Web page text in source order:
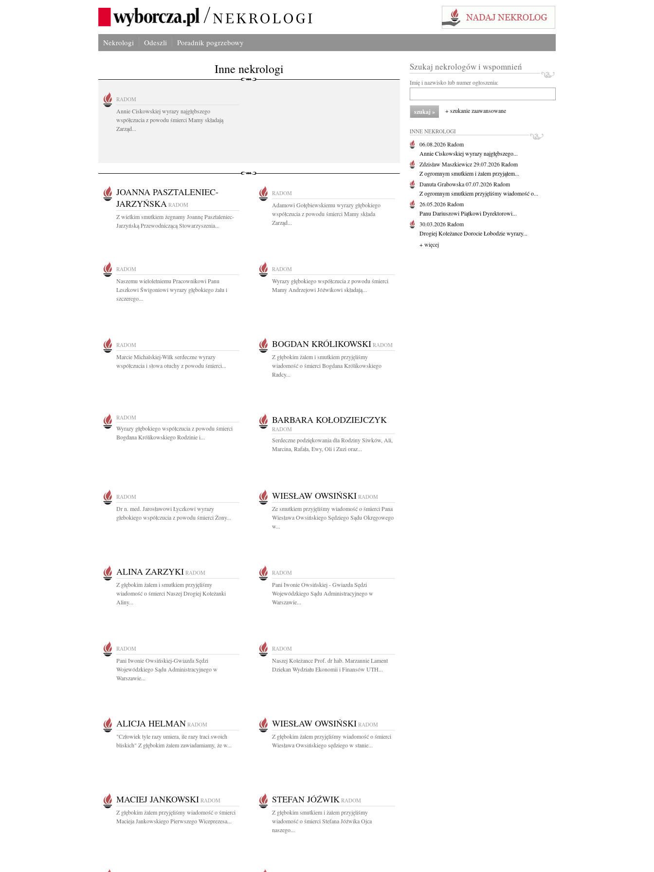
Nekrologi Odeszli Poradnik pogrzebowy
Inne nekrologi
RADOM
Annie Ciskowskiej wyrazy najgłębszego
współczucia z powodu śmierci Mamy składają
Zarząd...
JOANNA PASZTALENIEC-
JARZYŃSKA RADOM
Z wielkim smutkiem żegnamy Joannę Pasztaleniec-
Jarzyńską Przewodniczącą Stowarzyszenia...
RADOM
Adamowi Gołębiewskiemu wyrazy głębokiego
współczucia z powodu śmierci Mamy składa
Zarząd...
RADOM
Naszemu wieloletniemu Pracownikowi Panu
Leszkowi Świgoniowi wyrazy głębokiego żalu i
szczerego...
RADOM
Wyrazy głębokiego współczucia z powodu śmierci
Mamy Andrzejowi Jóźwikowi składają...
RADOM
Marcie Michalskiej-Wilk serdeczne wyrazy
współczucia i słowa otuchy z powodu śmierci...
BOGDAN KRÓLIKOWSKI RADOM
Z głębokim żalem i smutkiem przyjęliśmy
wiadomość o śmierci Bogdana Królikowskiego
Radcy...
RADOM
Wyrazy głębokiego współczucia z powodu śmierci
Bogdana Królikowskiego Rodzinie i...
BARBARA KOŁODZIEJCZYK
RADOM
Serdeczne podziękowania dla Rodziny Siwków, Ali,
Marcina, Rafała, Ewy, Oli i Zuzi oraz...
RADOM
Dr n. med. Jarosławowi Łyczkowi wyrazy
głebokiego współczucia z powodu śmierci Żony...
WIESŁAW OWSIŃSKI RADOM
Ze smutkiem przyjęliśmy wiadomość o śmierci Pana
Wiesława Owsińskiego Sędziego Sądu Okręgowego
w...
ALINA ZARZYKI RADOM
Z głębokim żalem i smutkiem przyjęliśmy
wiadomość o śmierci Naszej Drogiej Koleżanki
Aliny...
RADOM
Pani Iwonie Owsińskiej - Gwiazda Sędzi
Wojewódzkiego Sądu Administracyjnego w
Warszawie...
RADOM
Pani Iwonie Owsińskiej-Gwiazda Sędzi
Wojewódzkiego Sądu Administracyjnego w
Warszawie...
RADOM
Naszej Koleżance Prof. dr hab. Marzannie Lament
Dziekan Wydziału Ekonomii i Finansów UTH...
ALICJA HELMAN RADOM
"Człowiek tyle razy umiera, ile razy traci swoich
bliskich" Z głębokim żalem zawiadamiamy, że w...
WIESŁAW OWSIŃSKI RADOM
Z głębokim żalem przyjęliśmy wiadomość o śmierci
Wiesława Owsińskiego sędziego w stanie...
MACIEJ JANKOWSKI RADOM
Z głębokim żalem przyjęliśmy wiadomość o śmierci
Macieja Jankowskiego Pierwszego Wiceprezesa...
STEFAN JÓŹWIK RADOM
Z głębokim smutkiem i żalem przyjęliśmy
wiadomość o śmierci Stefana Jóźwika Ojca
naszego...
Szukaj nekrologów i wspomnień
Imię i nazwisko lub numer ogłoszenia:
+ szukanie zaawansowane
INNE NEKROLOGI
06.08.2026Radom
Annie Ciskowskiej wyrazy najgłębszego...
Zdzisław Maszkiewicz29.07.2026Radom
Z ogromnym smutkiem i żalem przyjąłem...
Danuta Grabowska07.07.2026Radom
Z ogromnym smutkiem przyjęliśmy wiadomość o...
26.05.2026Radom
Panu Dariuszowi Piątkowi Dyrektorowi...
30.03.2026Radom
Drogiej Koleżance Dorocie Łobodzie wyrazy...
+ więcej